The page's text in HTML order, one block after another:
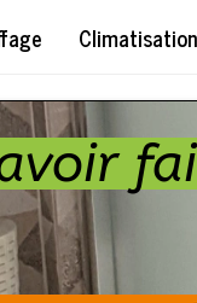
Climatisation